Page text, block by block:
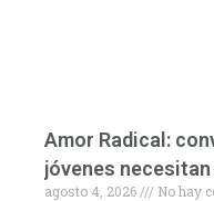
Amor Radical:
jóvenes
agosto 4, 2026
No hay